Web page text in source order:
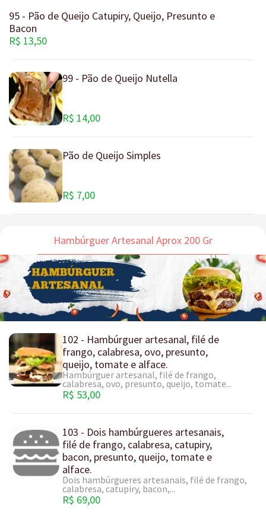
95 - Pão de Queijo Catupiry, Queijo, Presunto e
Bacon
R$ 13,50
99 - Pão de Queijo Nutella
R$ 14,00
Pão de Queijo Simples
R$ 7,00
Hambúrguer Artesanal Aprox 200 Gr
102 - Hambúrguer artesanal, filé de
frango, calabresa, ovo, presunto,
queijo, tomate e alface.
Hambúrguer artesanal, filé de frango,
calabresa, ovo, presunto, queijo, tomate...
R$ 53,00
103 - Dois hambúrgueres artesanais,
filé de frango, calabresa, catupiry,
bacon, presunto, queijo, tomate e
alface.
Dois hambúrgueres artesanais, filé de frango,
calabresa, catupiry, bacon,...
R$ 69,00